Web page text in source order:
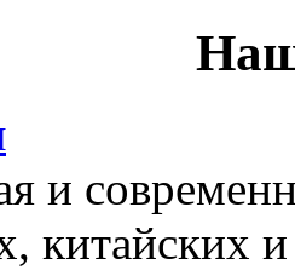
и
китайских